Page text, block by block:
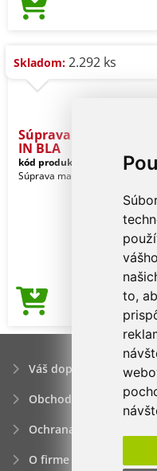
to,
Skladom: 2.292 ks
Súprava manikúry
IN BLA
kód produktu:
78-0499053
Súprava manikúry PRETTY IN
Váš dopyt
Obchodné podmienky
Ochrana osobných
O firme